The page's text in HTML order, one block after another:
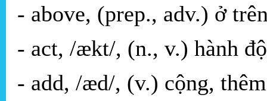
- above, (prep., adv.) ở
- act, /ækt/, (n., v.) hành
- add, /æd/, (v.) cộng,